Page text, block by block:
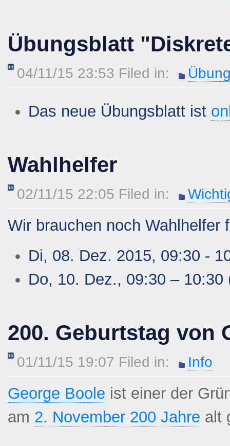
Übungsblatt
04/11/15 23:53 Filed in:
Das neue Übungsblatt ist
Wahlhelfer
02/11/15 22:05 Filed in:
Wir brauchen noch Wahlhelfer
Di, 08. Dez. 2015, 09:30 -
Do, 10. Dez., 09:30 – 10:30
200. Geburtstag von
01/11/15 19:07 Filed in: Info
George Boole ist einer der
am 2. November 200 Jahre alt